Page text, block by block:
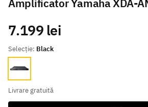
Amplificator Yamaha XDA-
Selecție: Black
Black
Livrare gratuită
7.199 lei